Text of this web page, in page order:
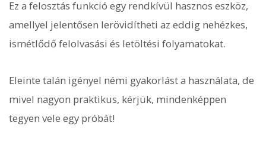
Ez a felosztás funkció egy rendkívül hasznos eszköz,
amellyel jelentősen lerövidítheti az eddig nehézkes,
ismétlődő felolvasási és letöltési folyamatokat.
Eleinte talán igényel némi gyakorlást a használata, de
mivel nagyon praktikus, kérjük, mindenképpen
tegyen vele egy próbát!